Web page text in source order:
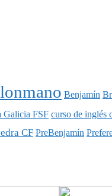
Benjamín
Galicia FSF curso de inglés
CF PreBenjamín